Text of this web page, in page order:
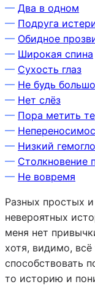
— Два в одном
— Подруга
— Обидное
— Широкая спина
— Сухость глаз
— Не будь
— Нет слёз
— Пора метить
—
— Низкий
— Столкновение
— Не вовремя
Разных простых
невероятных
меня нет
хотя, видимо,
способствовать
то историю и